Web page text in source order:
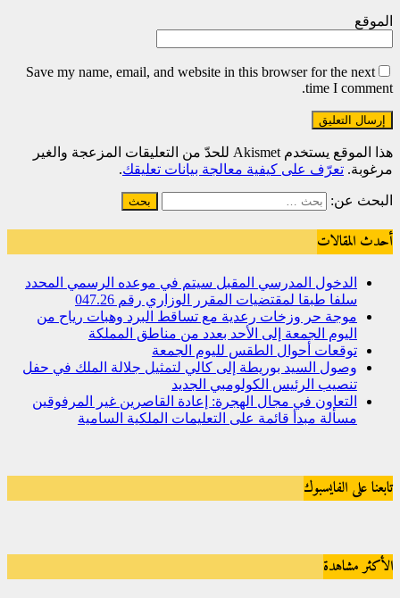
الموقع
Save my name, email, and website in this browser for the next
time I comment.
هذا الموقع يستخدم Akismet للحدّ من التعليقات المزعجة والغير
مرغوبة. تعرّف على كيفية معالجة بيانات تعليقك.
البحث عن:
أحدث المقالات
الدخول المدرسي المقبل سیتم في موعده الرسمي المحدد
سلفا طبقا لمقتضیات المقرر الوزاري رقم 047.26
موجة حر وزخات رعدية مع تساقط البرد وهبات رياح من
اليوم الجمعة إلى الأحد بعدد من مناطق المملكة
توقعات أحوال الطقس لليوم الجمعة
وصول السيد بوريطة إلى كالي لتمثيل جلالة الملك في حفل
تنصيب الرئيس الكولومبي الجديد
التعاون في مجال الهجرة: إعادة القاصرين غير المرفوقين
مسألة مبدأ قائمة على التعليمات الملكية السامية
تابعنا على الفايسبوك
الأكثر مشاهدة